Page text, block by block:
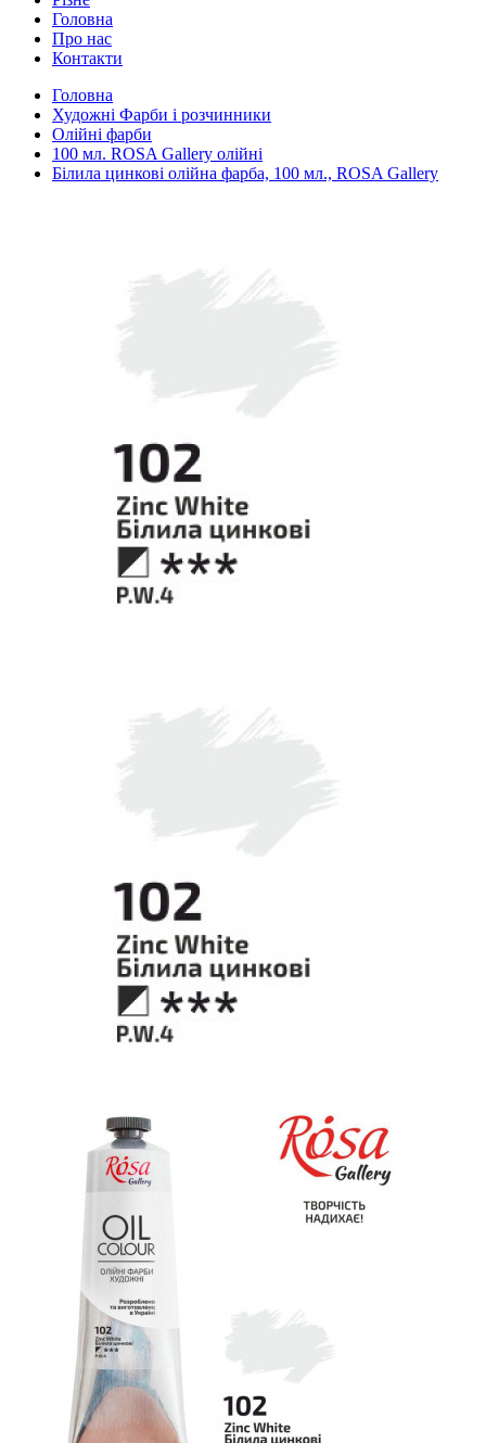
Головна
Про нас
Контакти
Головна
Художні Фарби і розчинники
Олійні фарби
100 мл. ROSA Gallery олійні
Білила цинкові олійна фарба, 100 мл., ROSA Gallery